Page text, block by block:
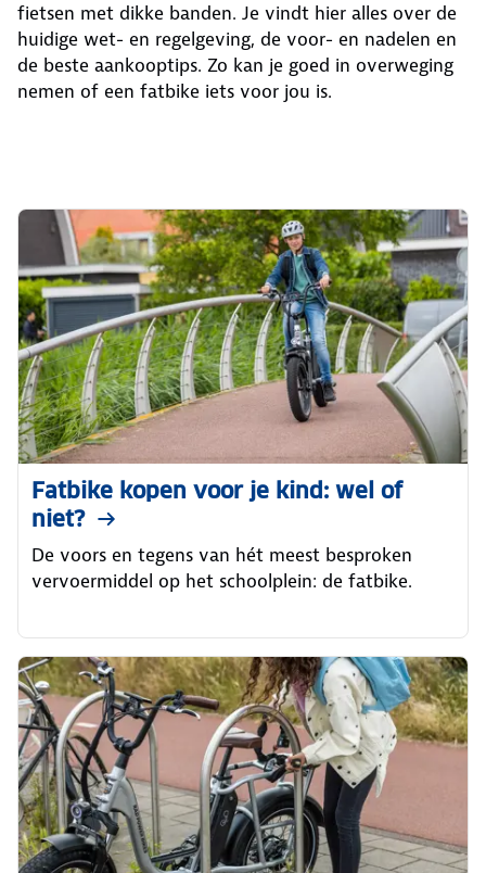
fietsen met dikke banden. Je vindt hier alles over de
huidige wet- en regelgeving, de voor- en nadelen en
de beste aankooptips. Zo kan je goed in overweging
nemen of een fatbike iets voor jou is.
Fatbike kopen voor je kind: wel of
niet?
De voors en tegens van hét meest besproken
vervoermiddel op het schoolplein: de fatbike.